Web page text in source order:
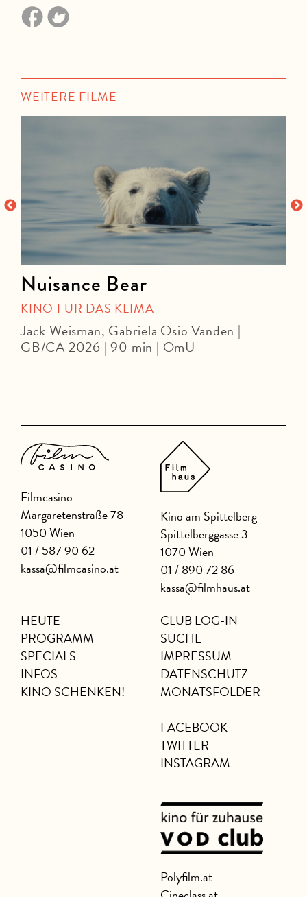
WEITERE FILME
Nuisance Bear
KINO FÜR DAS KLIMA
Jack Weisman, Gabriela Osio Vanden |
GB/CA 2026 | 90 min | OmU
Filmcasino
Margaretenstraße 78
1050 Wien
01 / 587 90 62
kassa@filmcasino.at
Kino am Spittelberg
Spittelberggasse 3
1070 Wien
01 / 890 72 86
kassa@filmhaus.at
HEUTE
PROGRAMM
SPECIALS
INFOS
KINO SCHENKEN!
CLUB LOG-IN
SUCHE
IMPRESSUM
DATENSCHUTZ
MONATSFOLDER
FACEBOOK
TWITTER
INSTAGRAM
Polyfilm.at